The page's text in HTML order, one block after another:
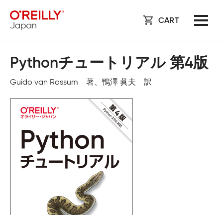
CART
Pythonチュートリアル 第4版
Guido van Rossum 著、鴨澤 眞夫 訳